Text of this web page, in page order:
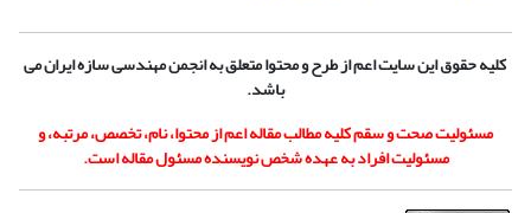
کلیه حقوق این سایت اعم از طرح و محتوا متعلق به انجمن مهندسی سازه ایران می
باشد.
مسئولیت صحت و سقم کلیه مطالب مقاله اعم از محتوا، نام، تخصص، مرتبه، و
مسئولیت افراد به عهده شخص نویسنده مسئول مقاله است.